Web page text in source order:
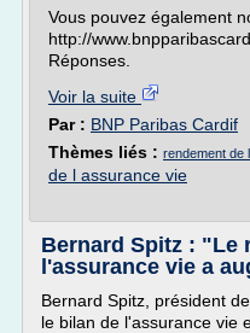
Vous pouvez également
http://
Réponses.
Voir la suite
Par : BNP Paribas Cardif
Thèmes liés : rendement de
de l assurance vie
Bernard Spitz : "Le
l'assurance vie a
Bernard Spitz, président
le bilan de l'assurance vie